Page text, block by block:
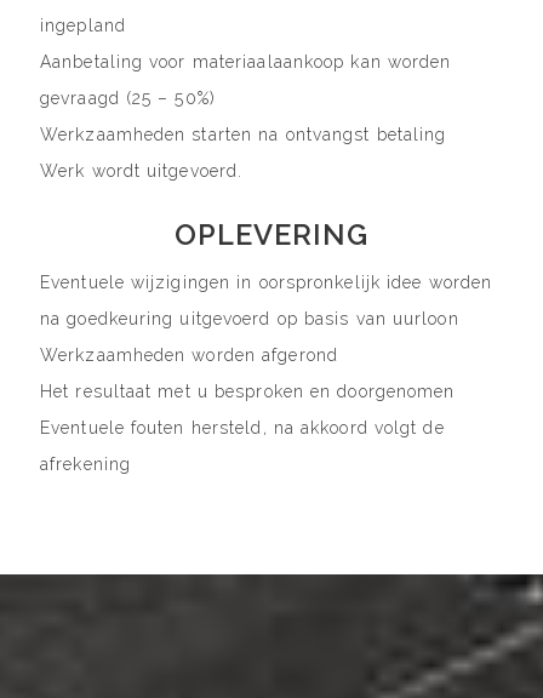
ingepland
Aanbetaling voor materiaalaankoop kan worden
gevraagd (25 – 50%)
Werkzaamheden starten na ontvangst betaling
Werk wordt uitgevoerd.
OPLEVERING
Eventuele wijzigingen in oorspronkelijk idee worden
na goedkeuring uitgevoerd op basis van uurloon
Werkzaamheden worden afgerond
Het resultaat met u besproken en doorgenomen
Eventuele fouten hersteld, na akkoord volgt de
afrekening